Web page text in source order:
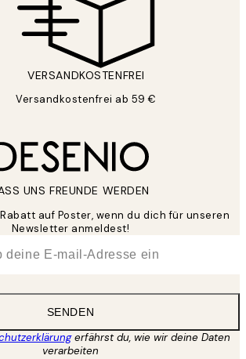
VERSANDKOSTENFREI
Versandkostenfrei ab 59 €
UNS FREUNDE WERDEN
auf Poster, wenn du dich für unseren
Newsletter anmeldest!
SENDEN
erfährst du, wie wir deine Daten
verarbeiten